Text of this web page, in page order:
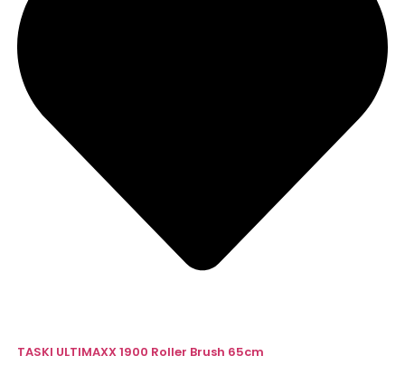
TASKI ULTIMAXX 1900 Roller Brush 65cm